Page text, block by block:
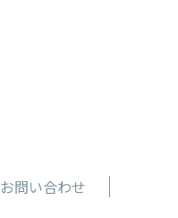
お問い合わせ